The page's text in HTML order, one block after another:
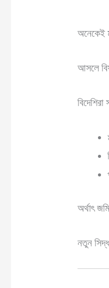
অনেকেই
আসলে
অর্থাৎ
নতুন